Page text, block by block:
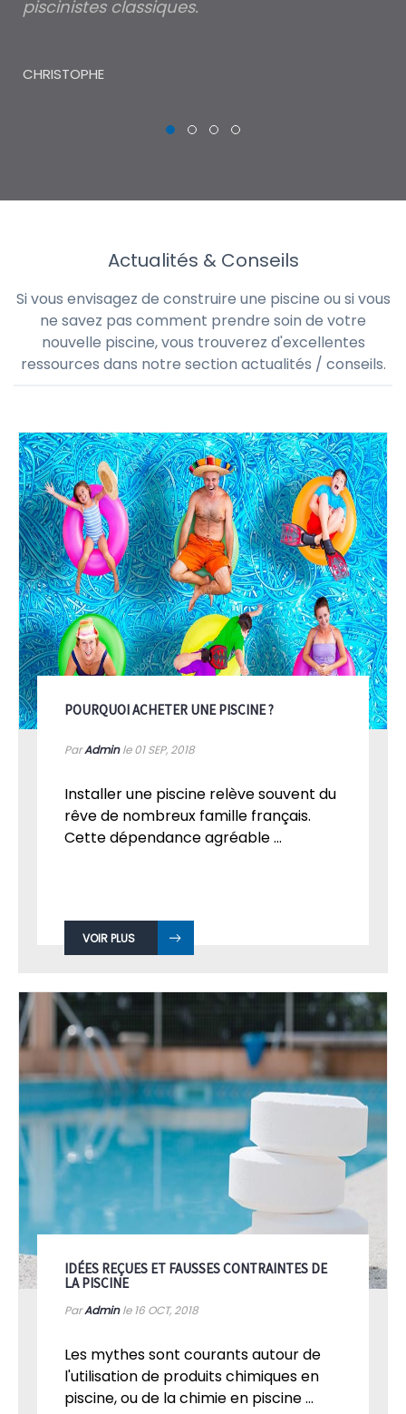
piscinistes classiques.
CHRISTOPHE
Actualités & Conseils
Si vous envisagez de construire une piscine ou si vous
ne savez pas comment prendre soin de votre
nouvelle piscine, vous trouverez d'excellentes
ressources dans notre section actualités / conseils.
POURQUOI ACHETER UNE PISCINE ?
ParAdminle 01SEP, 2018
Installer une piscine relève souvent du
rêve de nombreux famille français.
Cette dépendance agréable ...
VOIR PLUS
IDÉES REÇUES ET FAUSSES CONTRAINTES DE
LA PISCINE
ParAdminle 16 OCT, 2018
Les mythes sont courants autour de
l'utilisation de produits chimiques en
piscine, ou de la chimie en piscine ...